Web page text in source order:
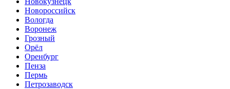
Новороссийск
Вологда
Воронеж
Грозный
Орёл
Оренбург
Пенза
Пермь
Петрозаводск